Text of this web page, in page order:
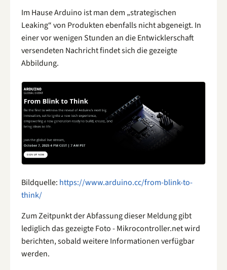
Im Hause Arduino ist man dem „strategischen
Leaking“ von Produkten ebenfalls nicht abgeneigt. In
einer vor wenigen Stunden an die Entwicklerschaft
versendeten Nachricht findet sich die gezeigte
Abbildung.
Bildquelle: https://www.arduino.cc/from-blink-to-
think/
Zum Zeitpunkt der Abfassung dieser Meldung gibt
lediglich das gezeigte Foto - Mikrocontroller.net wird
berichten, sobald weitere Informationen verfügbar
werden.